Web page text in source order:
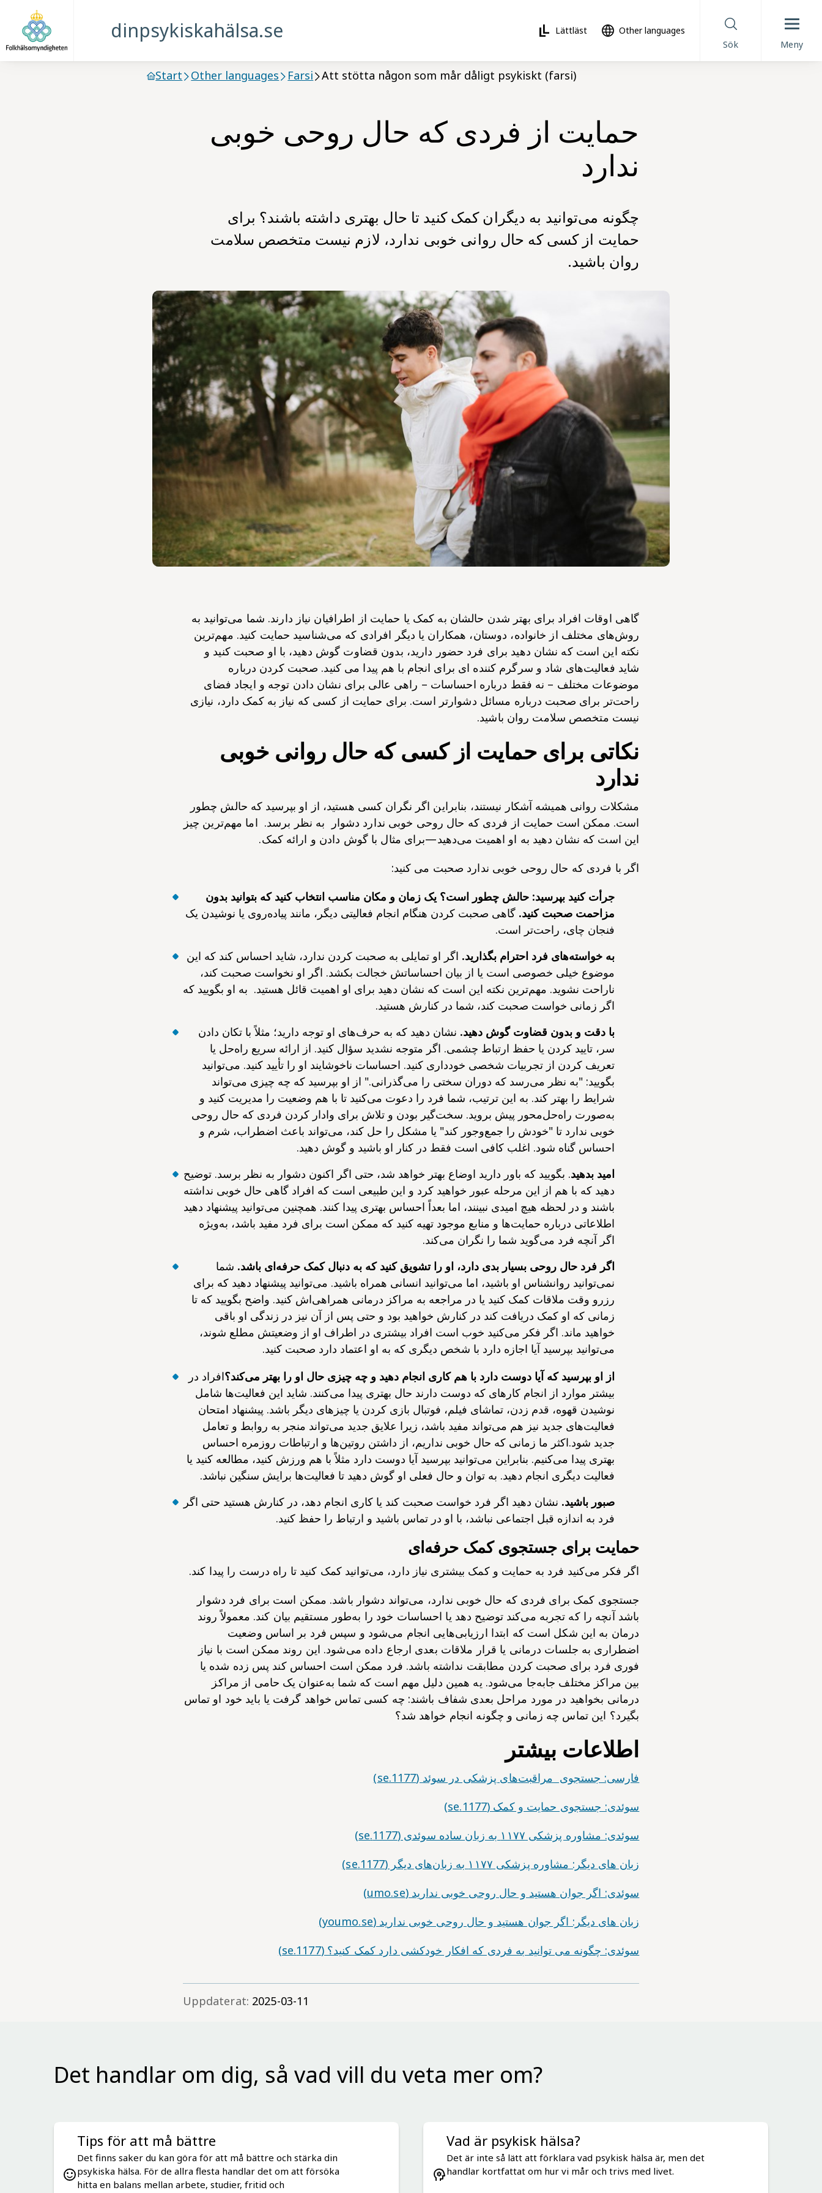
dinpsykiskahälsa.se Lättläst
Other languages
Sök
Meny
Start Other languages Farsi Att stötta någon som mår dåligt psykiskt (farsi)
حمایت از فردی که حال روحی خوبی
ندارد
چگونه می‌توانید به دیگران کمک کنید تا حال بهتری داشته باشند؟ برای
حمایت از کسی که حال روانی خوبی ندارد، لازم نیست متخصص سلامت
روان باشید.
گاهی اوقات افراد برای بهتر شدن حالشان به کمک یا حمایت از اطرافیان نیاز دارند. شما می‌توانید به
روش‌های مختلف از خانواده، دوستان، همکاران یا دیگر افرادی که می‌شناسید حمایت کنید. مهم‌ترین
نکته این است که نشان دهید برای فرد حضور دارید، بدون قضاوت گوش دهید، با او صحبت کنید و
شاید فعالیت‌های شاد و سرگرم کننده ای برای انجام با هم پیدا می کنید. صحبت کردن درباره
موضوعات مختلف – نه فقط درباره احساسات – راهی عالی برای نشان دادن توجه و ایجاد فضای
راحت‌تر برای صحبت درباره مسائل دشوارتر است. برای حمایت از کسی که نیاز به کمک دارد، نیازی
نیست متخصص سلامت روان باشید.
نکاتی برای حمایت از کسی که حال روانی خوبی
ندارد
مشکلات روانی همیشه آشکار نیستند، بنابراین اگر نگران کسی هستید، از او بپرسید که حالش چطور
است. ممکن است حمایت از فردی که حال روحی خوبی ندارد دشوار به نظر برسد. اما مهم‌ترین چیز
این است که نشان دهید به او اهمیت می‌دهید—برای مثال با گوش دادن و ارائه کمک.
اگر با فردی که حال روحی خوبی ندارد صحبت می کنید:
جرأت کنید بپرسید: حالش چطور است؟ یک زمان و مکان مناسب انتخاب کنید که بتوانید بدون
مزاحمت صحبت کنید. گاهی صحبت کردن هنگام انجام فعالیتی دیگر، مانند پیاده‌روی یا نوشیدن یک
فنجان چای، راحت‌تر است.
به خواسته‌های فرد احترام بگذارید. اگر او تمایلی به صحبت کردن ندارد، شاید احساس کند که این
موضوع خیلی خصوصی است یا از بیان احساساتش خجالت بکشد. اگر او نخواست صحبت کند،
ناراحت نشوید. مهم‌ترین نکته این است که نشان دهید برای او اهمیت قائل هستید. به او بگویید که
اگر زمانی خواست صحبت کند، شما در کنارش هستید.
با دقت و بدون قضاوت گوش دهید. نشان دهید که به حرف‌های او توجه دارید؛ مثلاً با تکان دادن
سر، تایید کردن یا حفظ ارتباط چشمی. اگر متوجه نشدید سؤال کنید. از ارائه سریع راه‌حل یا
تعریف کردن از تجربیات شخصی خودداری کنید. احساسات ناخوشایند او را تأیید کنید. می‌توانید
بگویید: "به نظر می‌رسد که دوران سختی را می‌گذرانی." از او بپرسید که چه چیزی می‌تواند
شرایط را بهتر کند. به این ترتیب، شما فرد را دعوت می‌کنید تا با هم وضعیت را مدیریت کنید و
به‌صورت راه‌حل‌محور پیش بروید. سخت‌گیر بودن و تلاش برای وادار کردن فردی که حال روحی
خوبی ندارد تا "خودش را جمع‌وجور کند" یا مشکل را حل کند، می‌تواند باعث اضطراب، شرم و
احساس گناه شود. اغلب کافی است فقط در کنار او باشید و گوش دهید.
امید بدهید. بگویید که باور دارید اوضاع بهتر خواهد شد، حتی اگر اکنون دشوار به نظر برسد. توضیح
دهید که با هم از این مرحله عبور خواهید کرد و این طبیعی است که افراد گاهی حال خوبی نداشته
باشند و در لحظه هیچ امیدی نبینند، اما بعداً احساس بهتری پیدا کنند. همچنین می‌توانید پیشنهاد دهید
اطلاعاتی درباره حمایت‌ها و منابع موجود تهیه کنید که ممکن است برای فرد مفید باشد، به‌ویژه
اگر آنچه فرد می‌گوید شما را نگران می‌کند.
اگر فرد حال روحی بسیار بدی دارد، او را تشویق کنید که به دنبال کمک حرفه‌ای باشد. شما
نمی‌توانید روانشناس او باشید، اما می‌توانید انسانی همراه باشید. می‌توانید پیشنهاد دهید که برای
رزرو وقت ملاقات کمک کنید یا در مراجعه به مراکز درمانی همراهی‌اش کنید. واضح بگویید که تا
زمانی که او کمک دریافت کند در کنارش خواهید بود و حتی پس از آن نیز در زندگی او باقی
خواهید ماند. اگر فکر می‌کنید خوب است افراد بیشتری در اطراف او از وضعیتش مطلع شوند،
می‌توانید بپرسید آیا اجازه دارد با شخص دیگری که به او اعتماد دارد صحبت کنید.
از او بپرسید که آیا دوست دارد با هم کاری انجام دهید و چه چیزی حال او را بهتر می‌کند؟افراد در
بیشتر موارد از انجام کارهای که دوست دارند حال بهتری پیدا می‌کنند. شاید این فعالیت‌ها شامل
نوشیدن قهوه، قدم زدن، تماشای فیلم، فوتبال بازی کردن یا چیزهای دیگر باشد. پیشنهاد امتحان
فعالیت‌های جدید نیز هم می‌تواند مفید باشد، زیرا علایق جدید می‌تواند منجر به روابط و تعامل
جدید شود.اکثر ما زمانی که حال خوبی نداریم، از داشتن روتین‌ها و ارتباطات روزمره احساس
بهتری پیدا می‌کنیم. بنابراین می‌توانید بپرسید آیا دوست دارد مثلاً با هم ورزش کنید، مطالعه کنید یا
فعالیت دیگری انجام دهید. به توان و حال فعلی او گوش دهید تا فعالیت‌ها برایش سنگین نباشد.
صبور باشید. نشان دهید اگر فرد خواست صحبت کند یا کاری انجام دهد، در کنارش هستید حتی اگر
فرد به اندازه قبل اجتماعی نباشد، با او در تماس باشید و ارتباط را حفظ کنید.
حمایت برای جستجوی کمک حرفه‌ای
اگر فکر می‌کنید فرد به حمایت و کمک بیشتری نیاز دارد، می‌توانید کمک کنید تا راه درست را پیدا کند.
جستجوی کمک برای فردی که حال خوبی ندارد، می‌تواند دشوار باشد. ممکن است برای فرد دشوار
باشد آنچه را که تجربه می‌کند توضیح دهد یا احساسات خود را به‌طور مستقیم بیان کند. معمولاً روند
درمان به این شکل است که ابتدا ارزیابی‌هایی انجام می‌شود و سپس فرد بر اساس وضعیت
اضطراری به جلسات درمانی یا قرار ملاقات بعدی ارجاع داده می‌شود. این روند ممکن است با نیاز
فوری فرد برای صحبت کردن مطابقت نداشته باشد. فرد ممکن است احساس کند پس زده شده یا
بین مراکز مختلف جابه‌جا می‌شود. یه همین دلیل مهم است که شما به‌عنوان یک حامی از مراکز
درمانی بخواهید در مورد مراحل بعدی شفاف باشند: چه کسی تماس خواهد گرفت یا باید خود او تماس
بگیرد؟ این تماس چه زمانی و چگونه انجام خواهد شد؟
اطلاعات بیشتر
فارسی: جستجوی مراقبت‌های پزشکی در سوئد (1177.se)
سوئدی: جستجوی حمایت و کمک (1177.se)
سوئدی: مشاوره پزشکی ۱۱۷۷ به زبان ساده سوئدی (1177.se)
زبان های دیگر: مشاوره پزشکی ۱۱۷۷ به زبان‌های دیگر (1177.se)
سوئدی: اگر جوان هستید و حال روحی خوبی ندارید (umo.se)
زبان های دیگر: اگر جوان هستید و حال روحی خوبی ندارید (youmo.se)
سوئدی: چگونه می توانید به فردی که افکار خودکشی دارد کمک کنید؟ (1177.se)
Uppdaterat: 2025-03-11
Det handlar om dig, så vad vill du veta mer om?
Tips för att må bättre
Det finns saker du kan göra för att må bättre och stärka din
psykiska hälsa. För de allra flesta handlar det om att försöka
hitta en balans mellan arbete, studier, fritid och
Vad är psykisk hälsa?
Det är inte så lätt att förklara vad psykisk hälsa är, men det
handlar kortfattat om hur vi mår och trivs med livet.